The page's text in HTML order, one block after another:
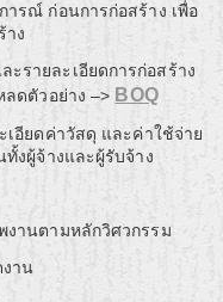
รณ์ ก่อนการก่อสร้าง เพื่อ
าง
รายละเอียดการก่อสร้าง
ลดตัวอย่าง –> BOQ
เอียดค่าวัสดุ และค่าใช้จ่าย
งผู้จ้างและผู้รับจ้าง
านตามหลักวิศวกรรม
งาน